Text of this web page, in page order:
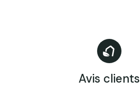
Avis clients